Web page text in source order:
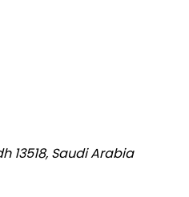
13518, Saudi Arabia